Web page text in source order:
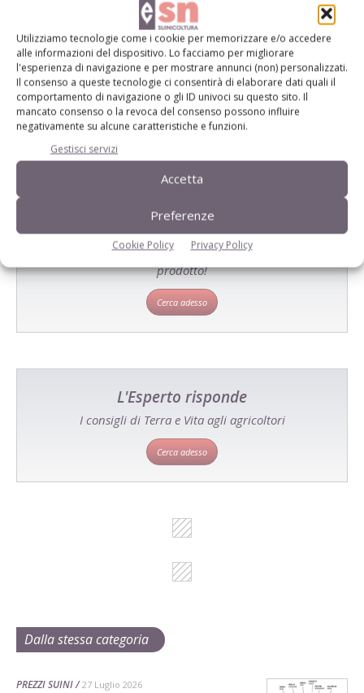
Utilizziamo tecnologie come i cookie per memorizzare e/o accedere
alle informazioni del dispositivo. Lo facciamo per migliorare
l'esperienza di navigazione e per mostrare annunci (non) personalizzati.
Il consenso a queste tecnologie ci consentirà di elaborare dati quali il
comportamento di navigazione o gli ID univoci su questo sito. Il
mancato consenso o la revoca del consenso possono influire
negativamente su alcune caratteristiche e funzioni.
Gestisci servizi
Accetta
Preferenze
Cookie Policy Privacy Policy
E-magazine
Tecniche, prodotti e servizi dalle aziende
Catalogo Aziende e Prodotti
Un modo semplice per cercare un'azienda o un
prodotto!
Cerca adesso
L'Esperto risponde
I consigli di Terra e Vita agli agricoltori
Cerca adesso
Dalla stessa categoria
PREZZI SUINI 27 Luglio 2026